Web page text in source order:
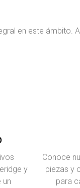
en este ámbito.
y
un
Conoce
piezas y
para